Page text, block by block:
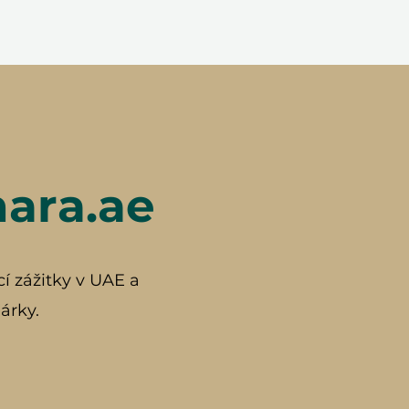
zážitky v UAE a